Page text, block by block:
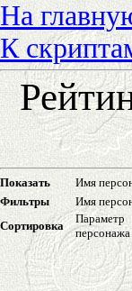
На
К
Показать
Имя
Фильтры
Имя
Сортировка
Параметр
персонажа